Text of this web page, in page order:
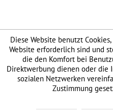
Diese Website benutzt
Website erforderlich sind und
die den Komfort bei
Direktwerbung dienen oder die
sozialen Netzwerken
Zustimmung